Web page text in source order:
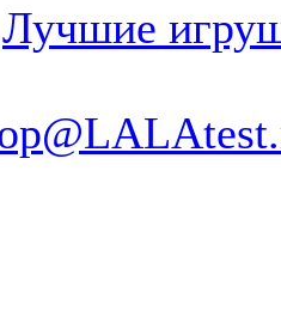
Лучшие